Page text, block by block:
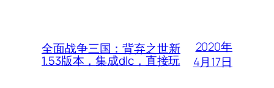
全面战争三国：背弃之世新
1.53版本，集成dlc，直接玩
2020年
4月17日